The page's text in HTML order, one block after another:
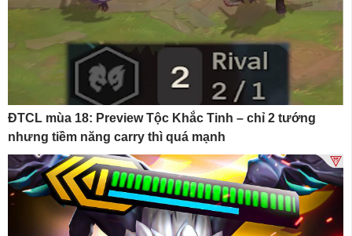
ĐTCL mùa 18: Preview Tộc Khắc Tinh – chỉ 2 tướng
nhưng tiềm năng carry thì quá mạnh